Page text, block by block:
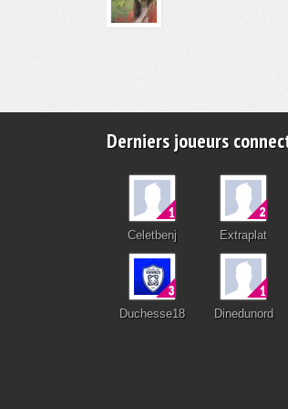
Derniers joueurs
Celetbenj Extraplat
Duchesse18 Dinedunord